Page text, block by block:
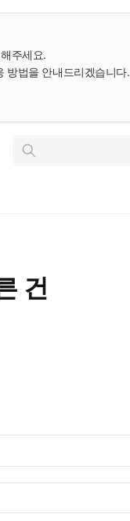
주세요.
방법을 안내드리겠습니다.
인
건